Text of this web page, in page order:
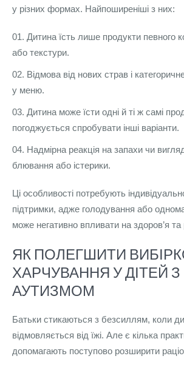
у різних формах. Найпоширеніші з них:
Дитина їсть лише продукти певного
або текстури.
Відмова від нових страв і
у меню.
Дитина може їсти одні й ті ж самі
погоджується спробувати інші варіанти.
Надмірна реакція на запахи чи
блювання або істерики.
Ці особливості потребують
підтримки, адже голодування або
може негативно впливати на здоров’я та
ЯК ПОЛЕГШИТИ
ХАРЧУВАННЯ У ДІТЕЙ З
АУТИЗМОМ
Батьки стикаються з безсиллям, коли
відмовляється від їжі. Але є кілька
допомагають поступово розширити